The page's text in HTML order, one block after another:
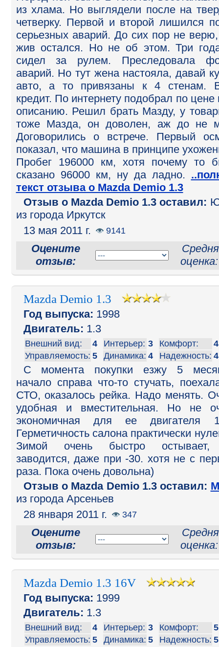
из хлама. Но выглядели после на
четверку. Первой и второй лишился
серьезных аварий. До сих пор не
жив остался. Но не об этом. Три
сидел за рулем. Преследовала
аварий. Но тут жена настояла, давай
авто, а то привязаны к 4 стенам.
кредит. По интернету подобрал по цене
описанию. Решил брать Мазду, у
тоже Мазда, он доволен, аж до не
Договорились о встрече. Первый
показал, что машина в принципе
Пробег 196000 км, хотя почему то
сказано 96000 км, ну да ладно.
текст отзыва о Mazda Demio 1.3
Отзыв o Mazda Demio 1.3 оставил:
из города Иркутск
13 мая 2011 г.
9141
Оцените
отзыв:
Mazda Demio 1.3
Год выпуска: 1998
Двигатель: 1.3
Внешний вид: 4 Интерьер: 3 Комфорт:
4
Управляемость: 5 Динамика: 4 Надежность: 4
С момента покупки езжу 5
начало справа что-то стучать,
СТО, оказалось рейка. Надо менять.
удобная и вместительная. Но не
экономичная для ее двигателя
Герметичность салона практически
Зимой очень быстро
заводится, даже при -30. хотя не с
раза. Пока очень довольна)
Отзыв o Mazda Demio 1.3 оставил:
из города Арсеньев
28 января 2011 г.
347
Оцените
отзыв:
Mazda Demio 1.3 16V
Год выпуска: 1999
Двигатель: 1.3
Внешний вид: 4 Интерьер: 3 Комфорт:
5
Управляемость: 5 Динамика: 5 Надежность: 5